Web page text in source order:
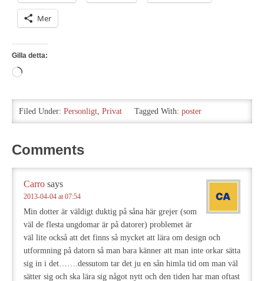
Mer
Gilla detta:
Laddar
…
Filed Under: Personligt, Privat Tagged With: poster
Comments
Carro says
2013-04-04 at 07:54
Min dotter är väldigt duktig på såna här grejer (som
väl de flesta ungdomar är på datorer) problemet är
väl lite också att det finns så mycket att lära om design och
utformning på datorn så man bara känner att man inte orkar sätta
sig in i det…….dessutom tar det ju en sån himla tid om man väl
sätter sig och ska lära sig något nytt och den tiden har man oftast